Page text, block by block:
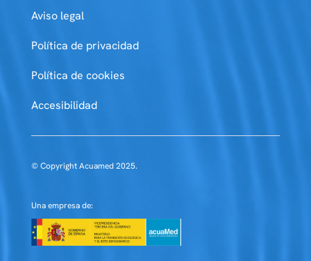
Aviso legal
Política de privacidad
Política de cookies
Accesibilidad
© Copyright Acuamed 2025.
Una empresa de: